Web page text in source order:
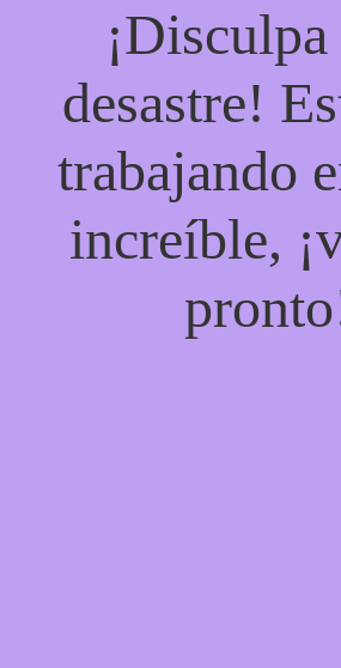
¡Disculpa
desastre!
trabajando
increíble,